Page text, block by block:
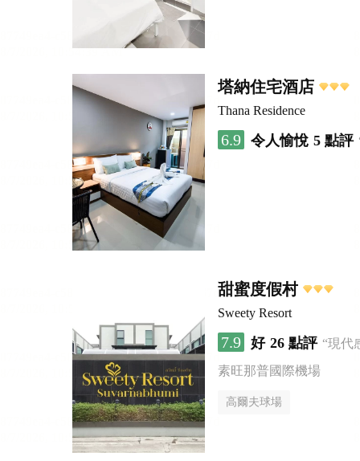
塔納住宅酒店
Thana Residence
6.9 令人愉悅 5 點評
甜蜜度假村
Sweety Resort
7.9 好 26 點評 “現代
素旺那普國際機場
高爾夫球場